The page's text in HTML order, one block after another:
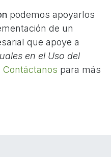
podemos apoyarlos
de un
que apoye a
en el Uso del
Contáctanos para más